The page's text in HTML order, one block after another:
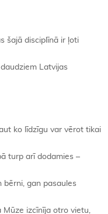
šajā disciplīnā ir ļoti
Latvijas
ko līdzīgu var vērot tikai
turp arī dodamies –
bērni, gan pasaules
Mūze izcīnīja otro vietu,